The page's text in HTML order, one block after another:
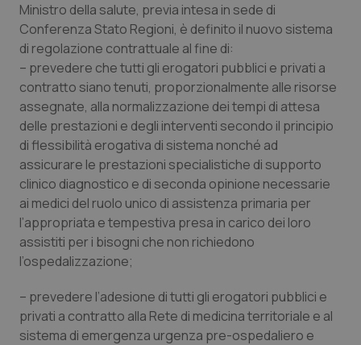
Tumori del Polmone & Testa Collo
Tumori gastrointestinali
Ulcera & Reflusso
Vaccini
Ministro della salute, previa intesa in sede di
Conferenza Stato Regioni, è definito il nuovo sistema
di regolazione contrattuale al fine di:
– prevedere che tutti gli erogatori pubblici e privati a
contratto siano tenuti, proporzionalmente alle risorse
assegnate, alla normalizzazione dei tempi di attesa
delle prestazioni e degli interventi secondo il principio
di flessibilità erogativa di sistema nonché ad
assicurare le prestazioni specialistiche di supporto
clinico diagnostico e di seconda opinione necessarie
ai medici del ruolo unico di assistenza primaria per
l’appropriata e tempestiva presa in carico dei loro
assistiti per i bisogni che non richiedono
l’ospedalizzazione;
– prevedere l’adesione di tutti gli erogatori pubblici e
privati a contratto alla Rete di medicina territoriale e al
sistema di emergenza urgenza pre-ospedaliero e